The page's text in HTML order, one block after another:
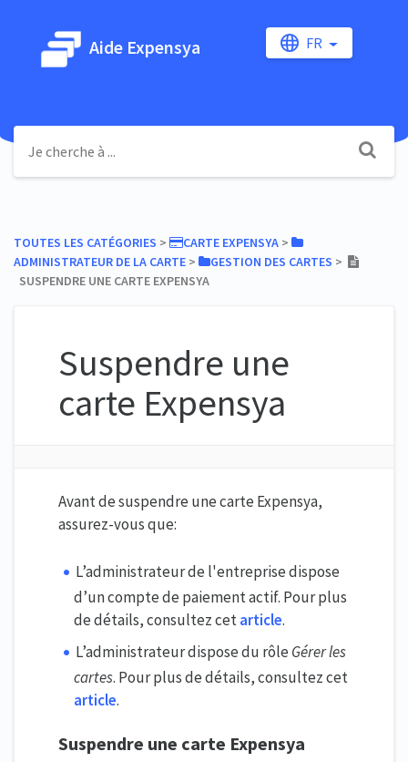
Aide Expensya FR
TOUTES LES CATÉGORIES ​ > ​ ​CARTE EXPENSYA ​ > ​
ADMINISTRATEUR DE LA CARTE ​ > ​ ​GESTION DES CARTES ​ > ​
SUSPENDRE UNE CARTE EXPENSYA
Suspendre une
carte Expensya
Avant de suspendre une carte Expensya,
assurez-vous que:
L’administrateur de l'entreprise dispose
d’un compte de paiement actif. Pour plus
de détails, consultez cetarticle.
L’administrateur dispose du rôle Gérer les
cartes. Pour plus de détails, consultez cet
article.
Suspendre une carte Expensya